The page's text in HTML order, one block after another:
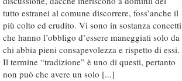
tutto estranei al comune discorrere, foss’anche il
più colto ed erudito. Vi sono in sostanza concetti
che hanno l’obbligo d’essere maneggiati solo da
chi abbia pieni consapevolezza e rispetto di essi.
Il termine “tradizione” è uno di questi, pertanto
non può che avere un solo [...]